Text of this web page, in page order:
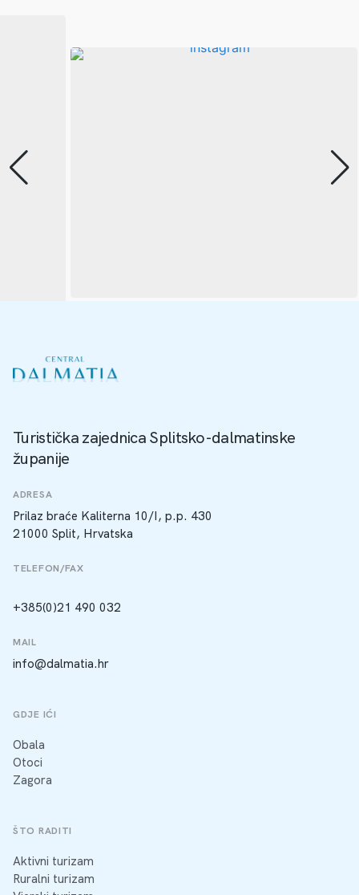
Turistička zajednica Splitsko-dalmatinske
županije
ADRESA
Prilaz braće Kaliterna 10/I, p.p. 430
21000 Split, Hrvatska
TELEFON/FAX
+385(0)21 490 032
MAIL
info@dalmatia.hr
GDJE IĆI
Obala
Otoci
Zagora
ŠTO RADITI
Aktivni turizam
Ruralni turizam